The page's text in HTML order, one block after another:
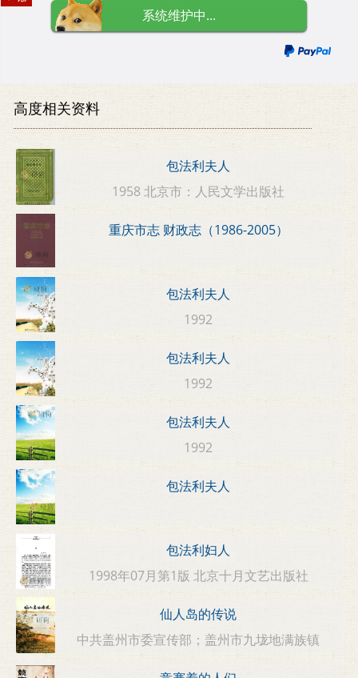
系统维护中...
高度相关资料
包法利夫人
1958 北京市：人民文学出版社
重庆市志 财政志（1986-2005）
包法利夫人
1992
包法利夫人
1992
包法利夫人
1992
包法利夫人
包法利妇人
1998年07月第1版 北京十月文艺出版社
仙人岛的传说
中共盖州市委宣传部；盖州市九垅地满族镇